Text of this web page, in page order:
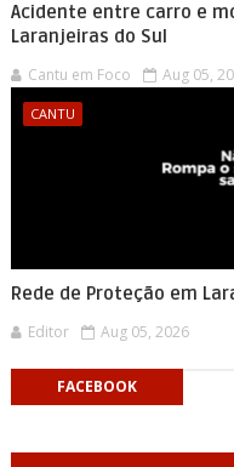
Acidente entre carro e
Laranjeiras do Sul
Cantu em Foco Aug 05,
CANTU
Rede de Proteção em
Editor Aug 05, 2026
FACEBOOK